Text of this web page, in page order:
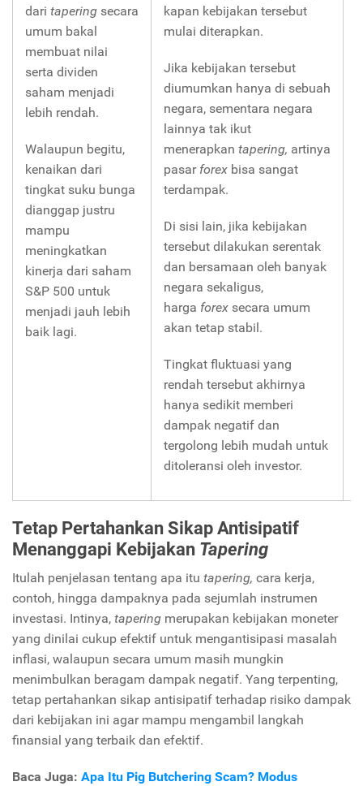
dari tapering secara
umum bakal
membuat nilai
serta dividen
saham menjadi
lebih rendah.
Walaupun begitu,
kenaikan dari
tingkat suku bunga
dianggap justru
mampu
meningkatkan
kinerja dari saham
S&P 500 untuk
menjadi jauh lebih
baik lagi.
kapan kebijakan tersebut
mulai diterapkan.
Jika kebijakan tersebut
diumumkan hanya di sebuah
negara, sementara negara
lainnya tak ikut
menerapkan tapering, artinya
pasar forex bisa sangat
terdampak.
Di sisi lain, jika kebijakan
tersebut dilakukan serentak
dan bersamaan oleh banyak
negara sekaligus,
harga forex secara umum
akan tetap stabil.
Tingkat fluktuasi yang
rendah tersebut akhirnya
hanya sedikit memberi
dampak negatif dan
tergolong lebih mudah untuk
ditoleransi oleh investor.
Tetap Pertahankan Sikap Antisipatif
Menanggapi Kebijakan Tapering
Itulah penjelasan tentang apa itu tapering, cara kerja,
contoh, hingga dampaknya pada sejumlah instrumen
investasi. Intinya, tapering merupakan kebijakan moneter
yang dinilai cukup efektif untuk mengantisipasi masalah
inflasi, walaupun secara umum masih mungkin
menimbulkan beragam dampak negatif. Yang terpenting,
tetap pertahankan sikap antisipatif terhadap risiko dampak
dari kebijakan ini agar mampu mengambil langkah
finansial yang terbaik dan efektif.
Baca Juga: Apa Itu Pig Butchering Scam? Modus